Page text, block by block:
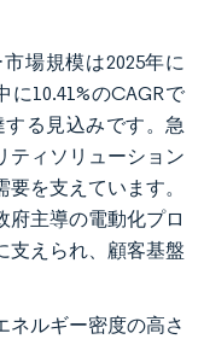
場規模は2025年に
に10.41%のCAGRで
する見込みです。急
ティソリューション
を支えています。
府主導の電動化プロ
支えられ、顧客基盤
ネルギー密度の高さ